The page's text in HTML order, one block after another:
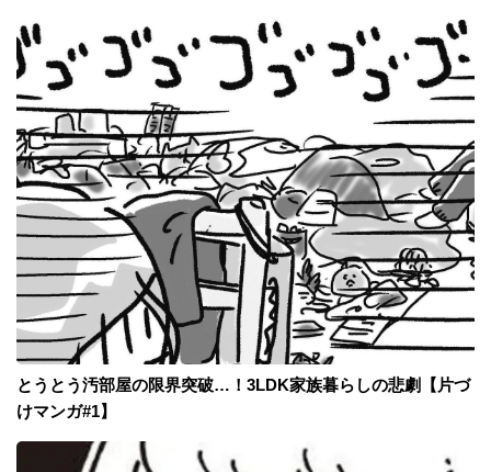
とうとう汚部屋の限界突破…！3LDK家族暮らしの悲劇【片づ
けマンガ#1】